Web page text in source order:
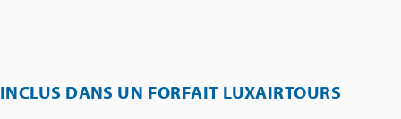
INCLUS DANS UN FORFAIT LUXAIRTOURS